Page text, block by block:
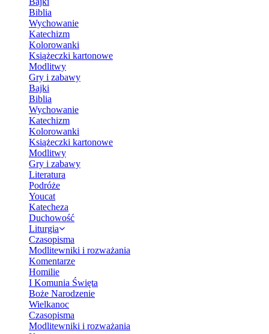
Biblia
Wychowanie
Katechizm
Kolorowanki
Książeczki kartonowe
Modlitwy
Gry i zabawy
Bajki
Biblia
Wychowanie
Katechizm
Kolorowanki
Książeczki kartonowe
Modlitwy
Gry i zabawy
Literatura
Podróże
Youcat
Katecheza
Duchowość
Liturgia
Czasopisma
Modlitewniki i rozważania
Komentarze
Homilie
I Komunia Święta
Boże Narodzenie
Wielkanoc
Czasopisma
Modlitewniki i rozważania